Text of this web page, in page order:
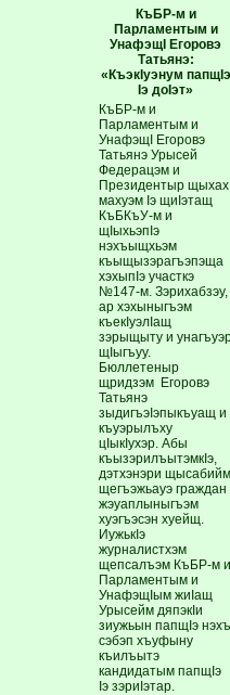
КъБР-м и
Парламентым и
УнафэщI Егоровэ
Татьянэ:
«КъэкIуэнум папщIэ
Iэ доIэт»
КъБР-м и
Парламентым и
УнафэщI Егоровэ
Татьянэ Урысей
Федерацэм и
Президентыр щыхах
махуэм Iэ щиIэтащ
КъБКъУ-м и
щIыхьэпIэ
нэхъыщхьэм
къыщызэрагъэпэща
хэхыпIэ участкэ
№147-м. Зэрихабзэу,
ар хэхыныгъэм
къекIуэлIащ
зэрыщыту и
щIыгъуу.
Бюллетеныр
щридзэм Егоровэ
Татьянэ
зыдигъэIэпыкъуащ и
къуэрылъху
цIыкIухэр. Абы
къызэрилъытэмкIэ,
дэтхэнэри
щегъэжьауэ граждан
жэуаплыныгъэм
хуэгъэсэн хуейщ.
ИужькIэ
журналистхэм
щепсалъэм КъБР-м
Парламентым и
УнафэщIым жиIащ
Урысейм дяпэкIи
зиужьын папщIэ
сэбэп хъуфыну
къилъытэ
кандидатым папщIэ
Iэ зэриIэтар.